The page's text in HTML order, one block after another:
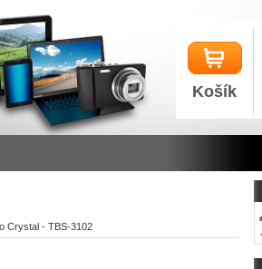
Crystal - TBS-3102
Košík